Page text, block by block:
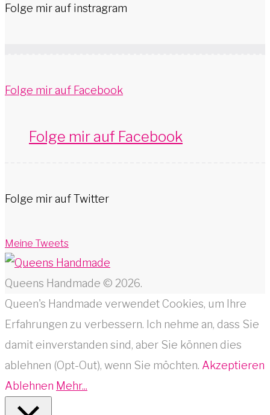
Folge mir auf instragram
Folge mir auf Facebook
Folge mir auf Facebook
Folge mir auf Twitter
Meine Tweets
Queens Handmade © 2026.
Queen's Handmade verwendet Cookies, um Ihre
Erfahrungen zu verbessern. Ich nehme an, dass Sie
damit einverstanden sind, aber Sie können dies
ablehnen (Opt-Out), wenn Sie möchten. Akzeptieren
Ablehnen Mehr...